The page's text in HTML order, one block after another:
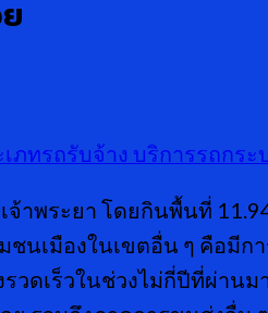
ภทรถรับจ้าง บริการรถกระ
พระยา โดยกินพื้นที่
นเมืองในเขตอื่น ๆ คือมี
วดเร็วในช่วงไม่กี่ปีที่ผ่า